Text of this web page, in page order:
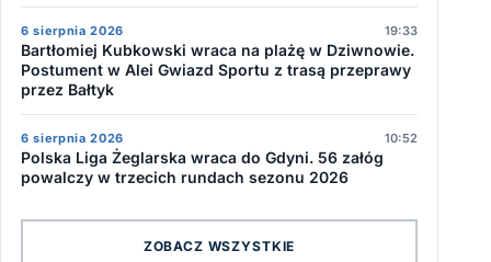
6 sierpnia 2026 19:33
Bartłomiej Kubkowski wraca na plażę w Dziwnowie.
Postument w Alei Gwiazd Sportu z trasą przeprawy
przez Bałtyk
6 sierpnia 2026 10:52
Polska Liga Żeglarska wraca do Gdyni. 56 załóg
powalczy w trzecich rundach sezonu 2026
ZOBACZ WSZYSTKIE